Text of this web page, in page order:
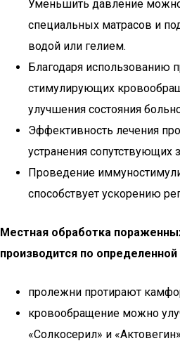
Уменьшить давление
специальных матрасов и
водой или гелием.
Благодаря использованию
стимулирующих
улучшения состояния
Эффективность лечения
устранения сопутствующих
Проведение
способствует ускорению
Местная обработка
производится по
пролежни протирают
кровообращение можно
«Солкосерил» и